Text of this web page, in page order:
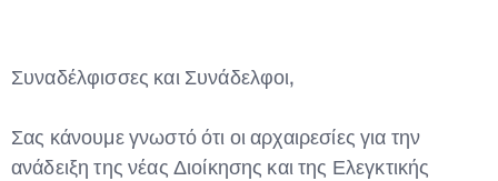
Συναδέλφισσες και Συνάδελφοι,
Σας κάνουμε γνωστό ότι οι αρχαιρεσίες για την
ανάδειξη της νέας Διοίκησης και της Ελεγκτικής